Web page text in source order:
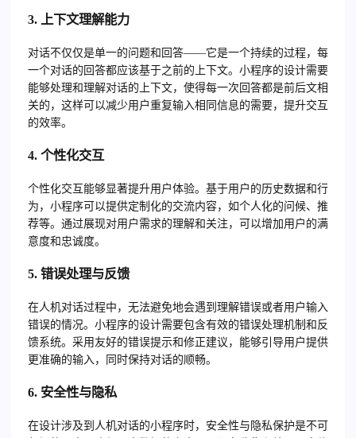
3. 上下文理解能力
对话不仅仅是单一的问题和回答——它是一个持续的过程，每
一个对话的回答都应该基于之前的上下文。小程序的设计需要
能够处理和理解对话的上下文，使得每一次回答都是前后文相
关的，这样可以减少用户重复输入相同信息的需要，提升交互
的效率。
4. 个性化交互
个性化交互能够显著提升用户体验。基于用户的历史数据和行
为，小程序可以提供定制化的交流内容，如个人化的问候、推
荐等。通过展现对用户需求的理解和关注，可以增加用户的满
意度和忠诚度。
5. 错误处理与反馈
在人机对话过程中，无法避免地会遇到理解错误或者用户输入
错误的情况。小程序的设计需要包含有效的错误处理机制和反
馈系统。采用友好的错误提示和修正建议，能够引导用户提供
更准确的输入，同时保持对话的顺畅。
6. 安全性与隐私
在设计涉及到人机对话的小程序时，安全性与隐私保护是不可